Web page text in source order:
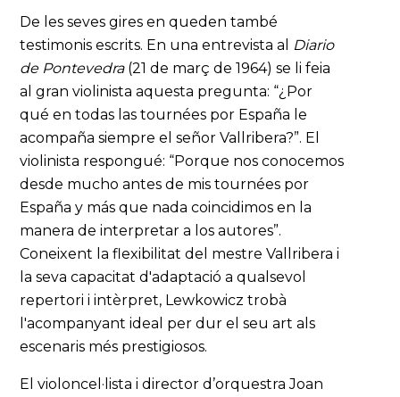
De les seves gires en queden també
testimonis escrits. En una entrevista al Diario
de Pontevedra(21 de març de 1964) se li feia
al gran violinista aquesta pregunta: “¿Por
qué en todas las tournées por España le
acompaña siempre el señor Vallribera?”. El
violinista respongué: “Porque nos conocemos
desde mucho antes de mis tournées por
España y más que nada coincidimos en la
manera de interpretar a los autores”.
Coneixent la flexibilitat del mestre Vallribera i
la seva capacitat d'adaptació a qualsevol
repertori i intèrpret, Lewkowicz trobà
l'acompanyant ideal per dur el seu art als
escenaris més prestigiosos.
El violoncel·lista i director d’orquestra Joan